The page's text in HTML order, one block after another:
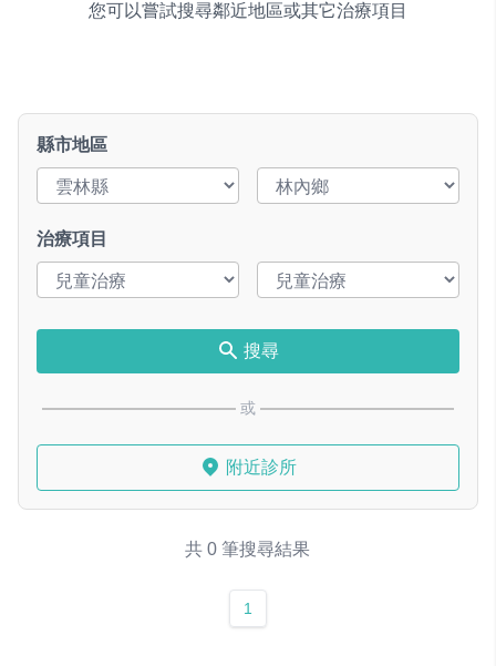
您可以嘗試搜尋鄰近地區或其它治療項目
縣市地區
治療項目
搜尋
或
附近診所
共 0 筆搜尋結果
1